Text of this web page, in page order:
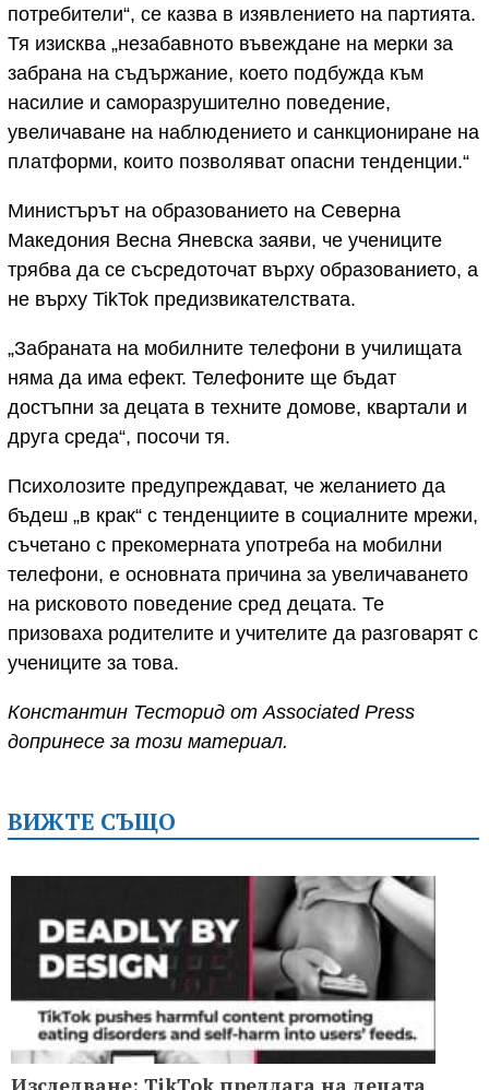
потребители“, се казва в изявлението на партията.
Тя изисква „незабавното въвеждане на мерки за
забрана на съдържание, което подбужда към
насилие и саморазрушително поведение,
увеличаване на наблюдението и санкциониране на
платформи, които позволяват опасни тенденции.“
Министърът на образованието на Северна
Македония Весна Яневска заяви, че учениците
трябва да се съсредоточат върху образованието, а
не върху TikTok предизвикателствата.
„Забраната на мобилните телефони в училищата
няма да има ефект. Телефоните ще бъдат
достъпни за децата в техните домове, квартали и
друга среда“, посочи тя.
Психолозите предупреждават, че желанието да
бъдеш „в крак“ с тенденциите в социалните мрежи,
съчетано с прекомерната употреба на мобилни
телефони, е основната причина за увеличаването
на рисковото поведение сред децата. Те
призоваха родителите и учителите да разговарят с
учениците за това.
Константин Тесторид от Associated Press
допринесе за този материал.
ВИЖТЕ СЪЩО
Изследване: TikTok предлага на децата